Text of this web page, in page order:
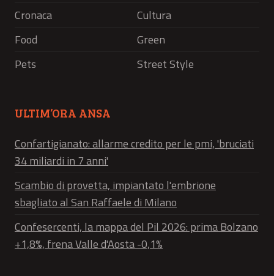
Cronaca
Cultura
Food
Green
Pets
Street Style
ULTIM’ORA ANSA
Confartigianato: allarme credito per le pmi, 'bruciati
34 miliardi in 7 anni'
Scambio di provetta, impiantato l'embrione
sbagliato al San Raffaele di Milano
Confesercenti, la mappa del Pil 2026: prima Bolzano
+1,8%, frena Valle d'Aosta -0,1%